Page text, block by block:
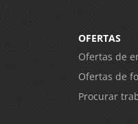
OFERTAS
Ofertas de
Ofertas de
Procurar